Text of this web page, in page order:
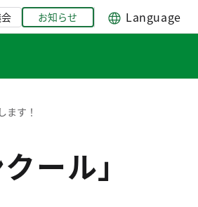
お知らせ Language
ます！
ール」